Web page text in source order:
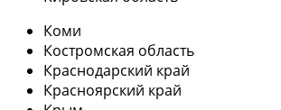
Коми
Костромская область
Краснодарский край
Красноярский край